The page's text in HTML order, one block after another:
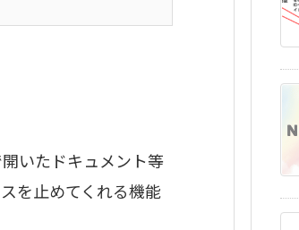
いたドキュメント等
を止めてくれる機能